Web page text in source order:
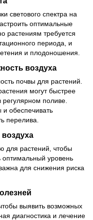
светового спектра на
оптимальные
растениям требуется
периода, и
и плодоношения.
воздуха
почвы для растений.
могут быстрее
поливе.
обеспечивать
перелива.
для растений, чтобы
оптимальный уровень
для снижения риска
выявить возможных
диагностика и лечение